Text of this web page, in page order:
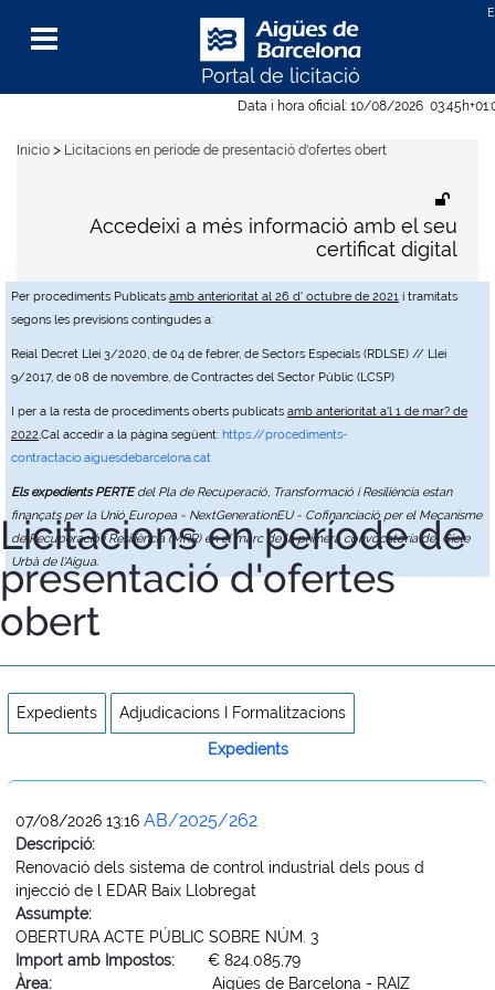
Data i hora oficial: 10/08/2026 03:45h
Per procediments Publicats amb anterioritat al 26 d' octubre de 2021 i tramitats
segons les previsions contingudes a:
Reial Decret Llei 3/2020, de 04 de febrer, de Sectors Especials (RDLSE) // Llei
9/2017, de 08 de novembre, de Contractes del Sector Públic (LCSP)
I per a la resta de procediments oberts publicats amb anterioritat a'l 1 de mar? de
2022,Cal accedir a la pàgina següent: https://procediments-
contractacio.aiguesdebarcelona.cat
Els expedients PERTEdel Pla de Recuperació, Transformació i Resiliència estan
finançats per la Unió Europea - NextGenerationEU - Cofinanciació per el Mecanisme
de Recuperació i Resiliència (MRR) en el marc de la primera convocatòria del Cicle
Urbà de l'Aigua.
Portal de licitació
Menu
Accedeixi a més informació amb el seu
certificat digital
Inicio > Licitacions en període de presentació d'ofertes obert
Licitacions en període de
presentació d'ofertes
obert
Expedients Adjudicacions I Formalitzacions
Expedients
07/08/2026 13:16 AB/2025/262
Descripció:
Renovació dels sistema de control industrial dels pous d
injecció de l EDAR Baix Llobregat
Assumpte:
OBERTURA ACTE PÚBLIC SOBRE NÚM. 3
Import amb Impostos:
€ 824.085,79
Àrea:
Aigües de Barcelona - RAIZ